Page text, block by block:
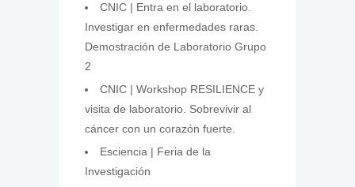
CNIC | Entra en el laboratorio.
Investigar en enfermedades raras.
Demostración de Laboratorio Grupo
2
CNIC | Workshop RESILIENCE y
visita de laboratorio. Sobrevivir al
cáncer con un corazón fuerte.
Esciencia | Feria de la
Investigación